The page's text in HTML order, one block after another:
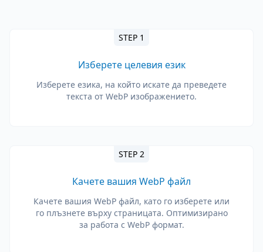
STEP 1
Изберете целевия език
Изберете езика, на който искате да преведете
текста от WebP изображението.
STEP 2
Качете вашия WebP файл
Качете вашия WebP файл, като го изберете или
го плъзнете върху страницата. Оптимизирано
за работа с WebP формат.